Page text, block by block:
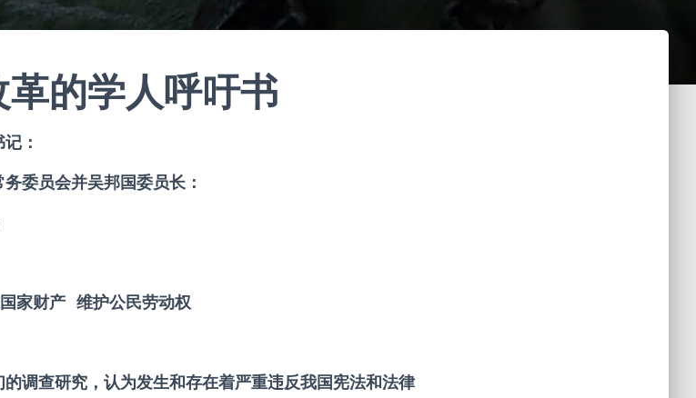
的学人呼吁书
：
委员会并吴邦国委员长：
家财产 维护公民劳动权
调查研究，认为发生和存在着严重违反我国宪法和法律